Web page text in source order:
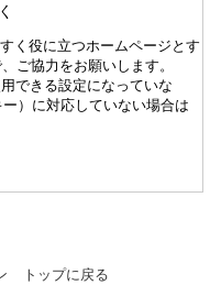
く
く役に立つホームページとす
ご協力をお願いします。
できる設定になっていな
）に対応していない場合は
トップに戻る